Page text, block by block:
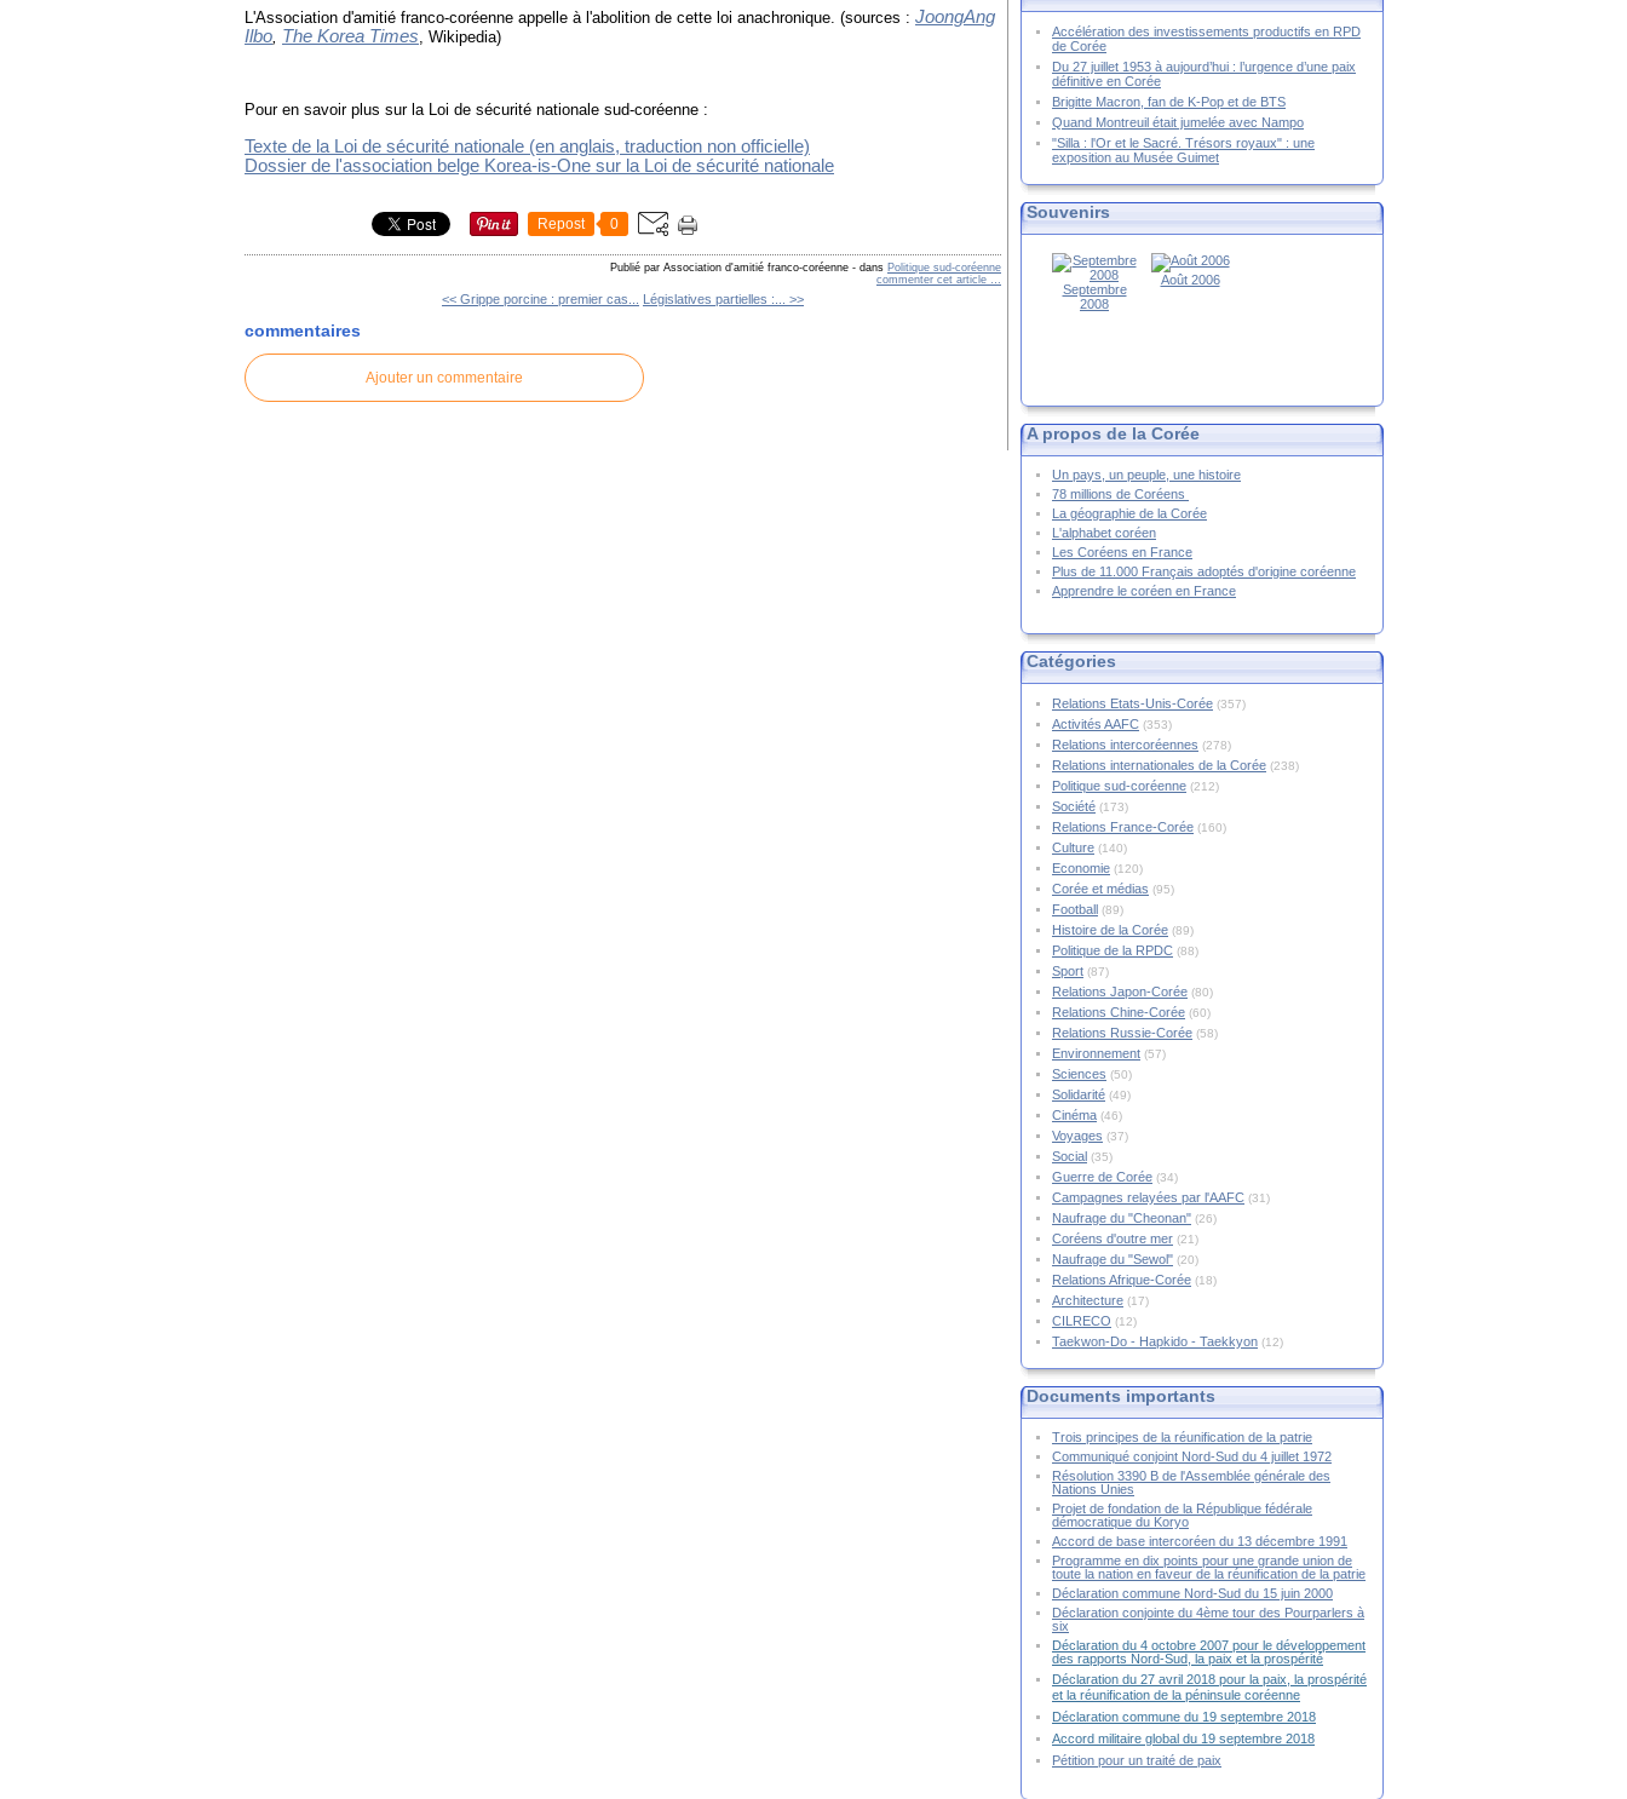
L'Association d'amitié franco-coréenne appelle à l'abolition de cette loi anachronique. (sources : JoongAng
Ilbo, The Korea Times, Wikipedia)
Pour en savoir plus sur la Loi de sécurité nationale sud-coréenne :
Texte de la Loi de sécurité nationale (en anglais, traduction non officielle)
Dossier de l'association belge Korea-is-One sur la Loi de sécurité nationale
Repost 0
Publié par Association d'amitié franco-coréenne - dans Politique sud-coréenne
commenter cet article …
<< Grippe porcine : premier cas... Législatives partielles :... >>
commentaires
Ajouter un commentaire
Accélération des investissements productifs en RPD
de Corée
Du 27 juillet 1953 à aujourd’hui : l’urgence d’une paix
définitive en Corée
Brigitte Macron, fan de K-Pop et de BTS
Quand Montreuil était jumelée avec Nampo
"Silla : l'Or et le Sacré. Trésors royaux" : une
exposition au Musée Guimet
Souvenirs
Septembre
2008
Août 2006
A propos de la Corée
Un pays, un peuple, une histoire
78 millions de Coréens
La géographie de la Corée
L'alphabet coréen
Les Coréens en France
Plus de 11.000 Français adoptés d'origine coréenne
Apprendre le coréen en France
Catégories
Relations Etats-Unis-Corée (357)
Activités AAFC (353)
Relations intercoréennes (278)
Relations internationales de la Corée (238)
Politique sud-coréenne (212)
Société (173)
Relations France-Corée (160)
Culture (140)
Economie (120)
Corée et médias (95)
Football (89)
Histoire de la Corée (89)
Politique de la RPDC (88)
Sport (87)
Relations Japon-Corée (80)
Relations Chine-Corée (60)
Relations Russie-Corée (58)
Environnement (57)
Sciences (50)
Solidarité (49)
Cinéma (46)
Voyages (37)
Social (35)
Guerre de Corée (34)
Campagnes relayées par l'AAFC (31)
Naufrage du "Cheonan" (26)
Coréens d'outre mer (21)
Naufrage du "Sewol" (20)
Relations Afrique-Corée (18)
Architecture (17)
CILRECO (12)
Taekwon-Do - Hapkido - Taekkyon (12)
Documents importants
Trois principes de la réunification de la patrie
Communiqué conjoint Nord-Sud du 4 juillet 1972
Résolution 3390 B de l'Assemblée générale des
Nations Unies
Projet de fondation de la République fédérale
démocratique du Koryo
Accord de base intercoréen du 13 décembre 1991
Programme en dix points pour une grande union de
toute la nation en faveur de la réunification de la patrie
Déclaration commune Nord-Sud du 15 juin 2000
Déclaration conjointe du 4ème tour des Pourparlers à
six
Déclaration du 4 octobre 2007 pour le développement
des rapports Nord-Sud, la paix et la prospérité
Déclaration du 27 avril 2018 pour la paix, la prospérité
et la réunification de la péninsule coréenne
Déclaration commune du 19 septembre 2018
Accord militaire global du 19 septembre 2018
Pétition pour un traité de paix